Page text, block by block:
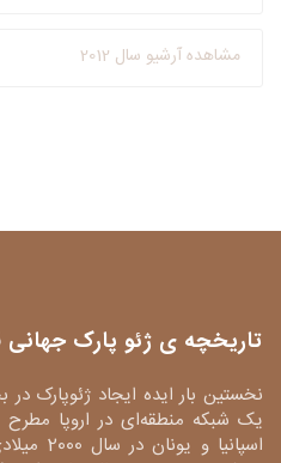
مشاهده آرشیو سال 2012
تاریخچه ی ژئو پارک
نخستین بار ایده ایجاد ژئوپارک
یک شبکه منطقه‌ای در اروپا مطرح